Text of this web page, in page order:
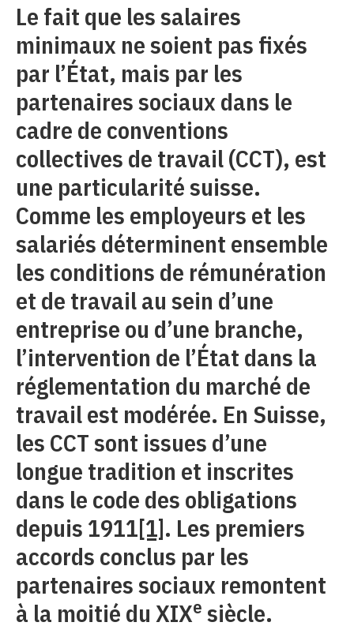
Le fait que les salaires
minimaux ne soient pas fixés
par l’État, mais par les
partenaires sociaux dans le
cadre de conventions
collectives de travail (CCT), est
une particularité suisse.
Comme les employeurs et les
salariés déterminent ensemble
les conditions de rémunération
et de travail au sein d’une
entreprise ou d’une branche,
l’intervention de l’État dans la
réglementation du marché de
travail est modérée. En Suisse,
les CCT sont issues d’une
longue tradition et inscrites
dans le code des obligations
depuis 1911[1]. Les premiers
accords conclus par les
partenaires sociaux remontent
à la moitié du XIXe siècle.